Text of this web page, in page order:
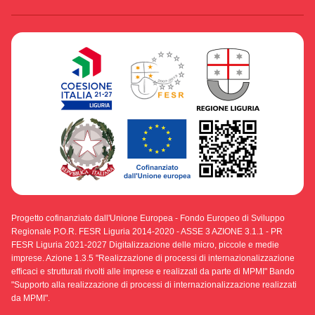
Progetto cofinanziato dall'Unione Europea - Fondo Europeo di Sviluppo
Regionale P.O.R. FESR Liguria 2014-2020 - ASSE 3 AZIONE 3.1.1 - PR
FESR Liguria 2021-2027 Digitalizzazione delle micro, piccole e medie
imprese. Azione 1.3.5 "Realizzazione di processi di internazionalizzazione
efficaci e strutturati rivolti alle imprese e realizzati da parte di MPMI" Bando
"Supporto alla realizzazione di processi di internazionalizzazione realizzati
da MPMI".